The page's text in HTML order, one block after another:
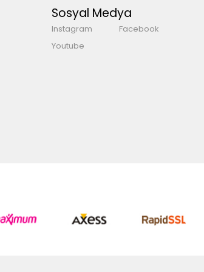
Sosyal Medya
Instagram
Facebook
Youtube